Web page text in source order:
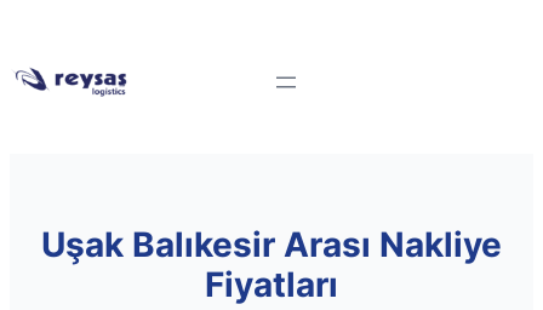
Uşak Balıkesir Arası Nakliye
Fiyatları